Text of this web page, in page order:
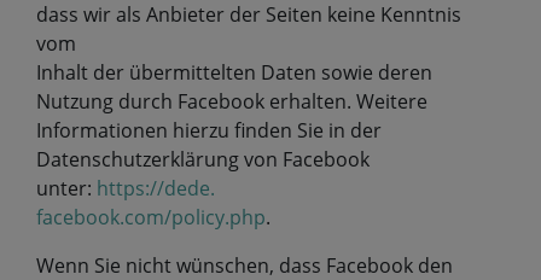
dass wir als Anbieter der Seiten keine Kenntnis
vom
Inhalt der übermittelten Daten sowie deren
Nutzung durch Facebook erhalten. Weitere
Informationen hierzu finden Sie in der
Datenschutzerklärung von Facebook
unter: https://dede.
facebook.com/policy.php.
Wenn Sie nicht wünschen, dass Facebook den